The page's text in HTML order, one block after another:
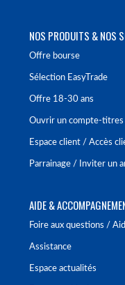
NOS PRODUITS & NOS
Offre bourse
Sélection EasyTrade
Offre 18-30 ans
Ouvrir un compte-
Espace client / Accès
Parrainage / Inviter un
AIDE &
Foire aux questions /
Assistance
Espace actualités